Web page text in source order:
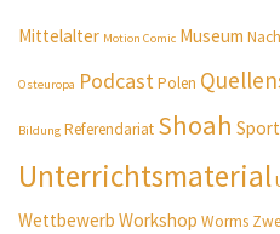
Mittelalter Motion Comic Museum
Osteuropa PodcastPolen
Bildung Referendariat Shoah
Unterrichtsmaterial
Wettbewerb Workshop Worms